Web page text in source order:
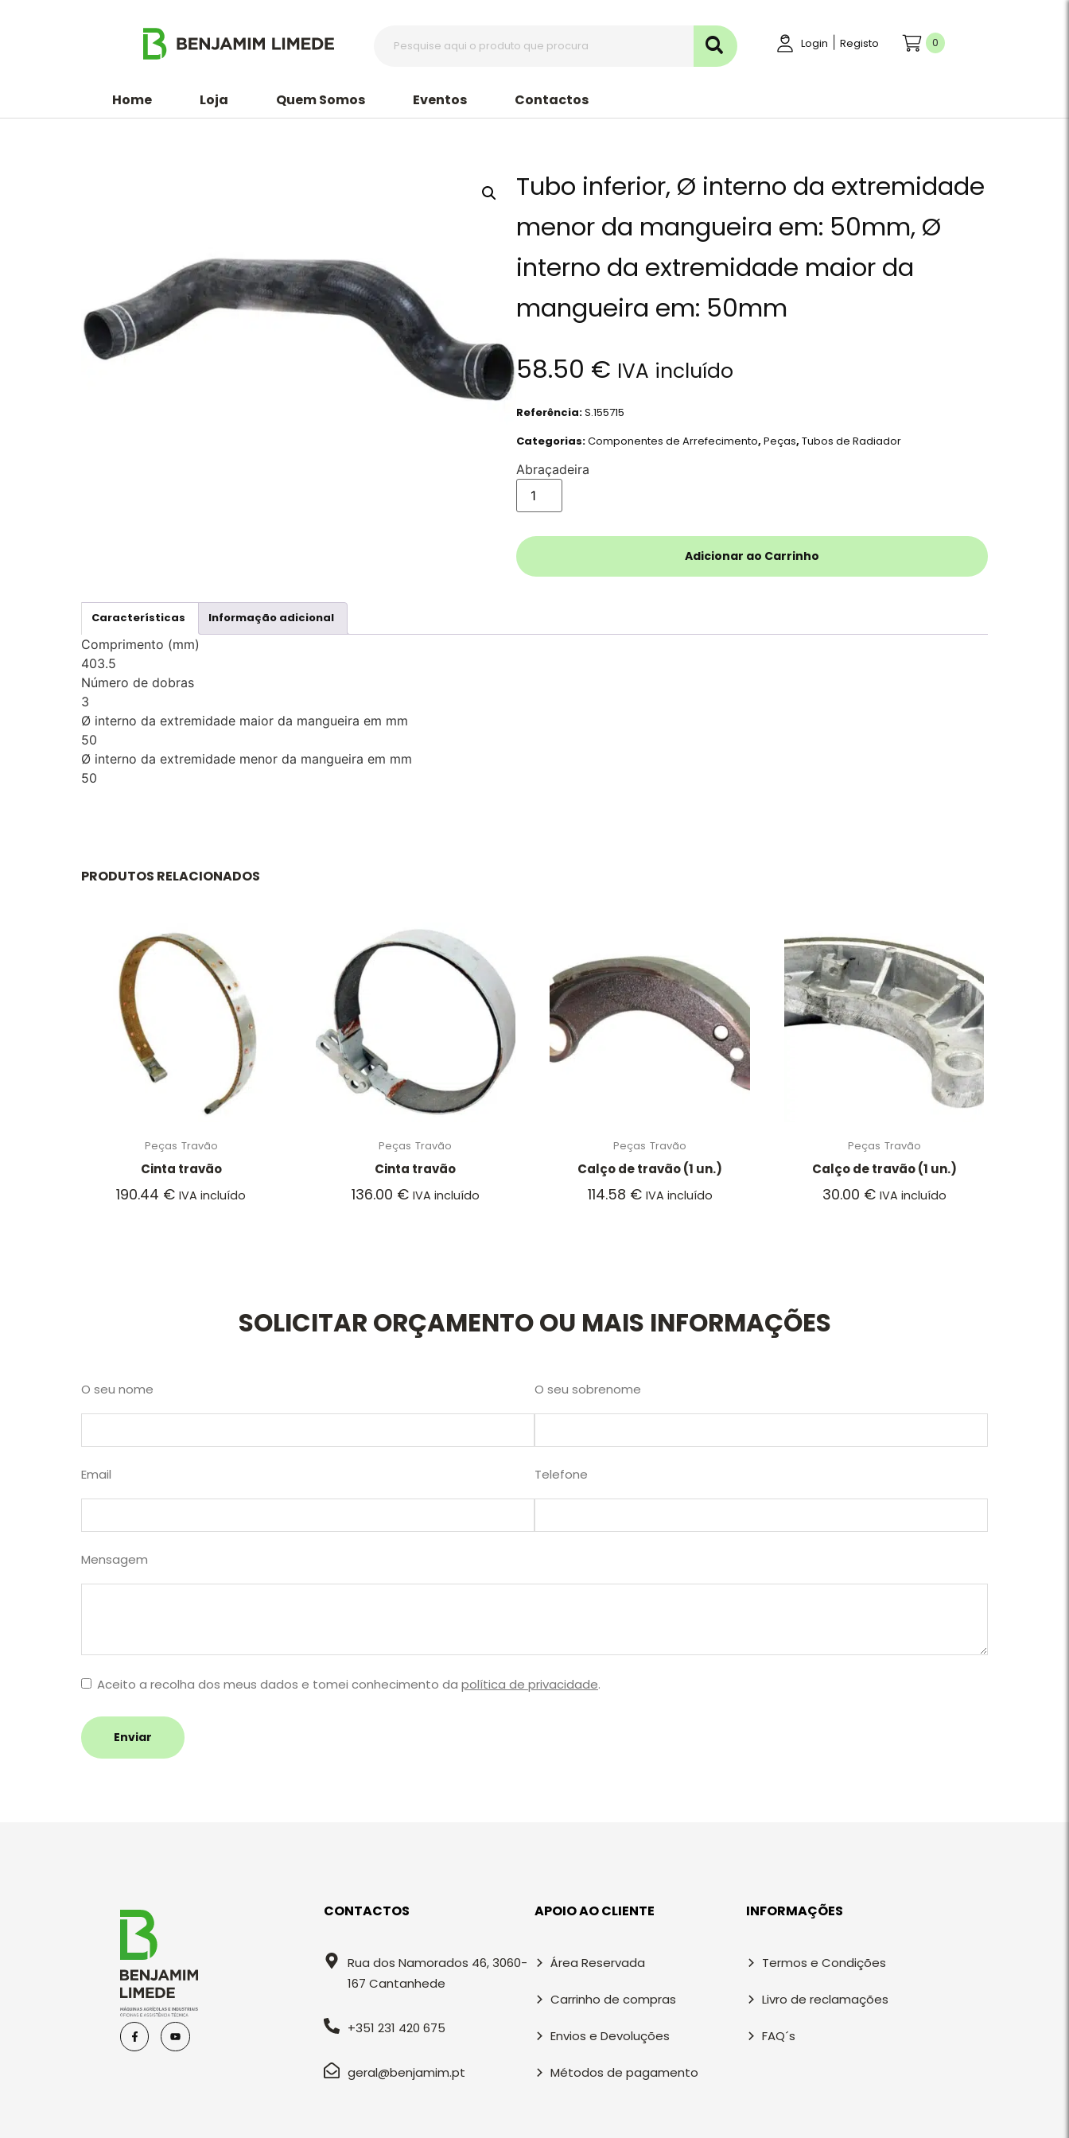
Login Registo 0
Home Loja Quem Somos Eventos Contactos
Tubo inferior, Ø interno da extremidade
menor da mangueira em: 50mm, Ø
interno da extremidade maior da
mangueira em: 50mm
58.50 € IVA incluído
Referência:S.155715
Categorias:Componentes de Arrefecimento,Peças,Tubos de Radiador
Abraçadeira
Adicionar ao Carrinho
Características Informação adicional
Comprimento (mm)
403.5
Número de dobras
3
Ø interno da extremidade maior da mangueira em mm
50
Ø interno da extremidade menor da mangueira em mm
50
PRODUTOS RELACIONADOS
Peças Travão
Cinta travão
190.44 € IVA incluído
Peças Travão
Cinta travão
136.00 € IVA incluído
Peças Travão
Calço de travão (1 un.)
114.58 € IVA incluído
Peças Travão
Calço de travão (1 un.)
30.00 € IVA incluído
SOLICITAR ORÇAMENTO OU MAIS INFORMAÇÕES
O seu nome O seu sobrenome
Email Telefone
Mensagem
Aceito a recolha dos meus dados e tomei conhecimento da política de privacidade.
Enviar
CONTACTOS
Rua dos Namorados 46, 3060-
167 Cantanhede
+351 231 420 675
geral@benjamim.pt
APOIO AO CLIENTE
Área Reservada
Carrinho de compras
Envios e Devoluções
Métodos de pagamento
INFORMAÇÕES
Termos e Condições
Livro de reclamações
FAQ´s